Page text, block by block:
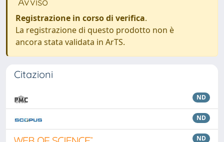
Registrazione in corso di verifica.
La registrazione di questo prodotto non è
ancora stata validata in ArTS.
Citazioni
ND
ND
ND